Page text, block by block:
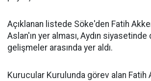
Açıklanan listede Söke'den Fatih
Aslan'ın yer alması, Aydın
gelişmeler arasında yer aldı.
Kurucular Kurulunda görev alan Fatih